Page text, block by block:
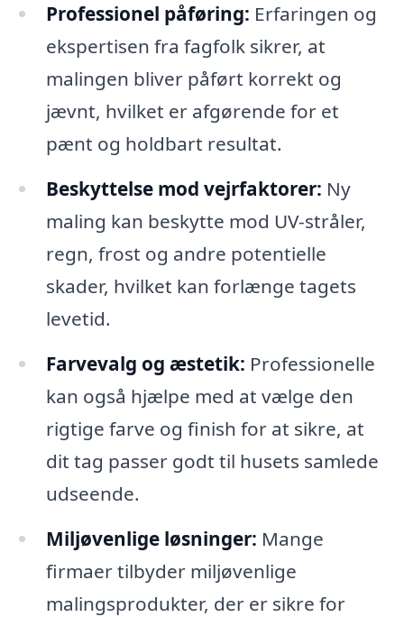
Professionel påføring: Erfaringen og
ekspertisen fra fagfolk sikrer, at
malingen bliver påført korrekt og
jævnt, hvilket er afgørende for et
pænt og holdbart resultat.
Beskyttelse mod vejrfaktorer: Ny
maling kan beskytte mod UV-stråler,
regn, frost og andre potentielle
skader, hvilket kan forlænge tagets
levetid.
Farvevalg og æstetik: Professionelle
kan også hjælpe med at vælge den
rigtige farve og finish for at sikre, at
dit tag passer godt til husets samlede
udseende.
Miljøvenlige løsninger: Mange
firmaer tilbyder miljøvenlige
malingsprodukter, der er sikre for